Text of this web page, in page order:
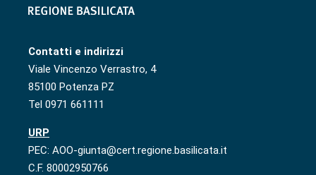
Contatti e indirizzi
Viale Vincenzo Verrastro, 4
85100 Potenza PZ
Tel 0971 661111
URP
PEC: AOO-giunta@cert.regione.basilicata.it
C.F. 80002950766